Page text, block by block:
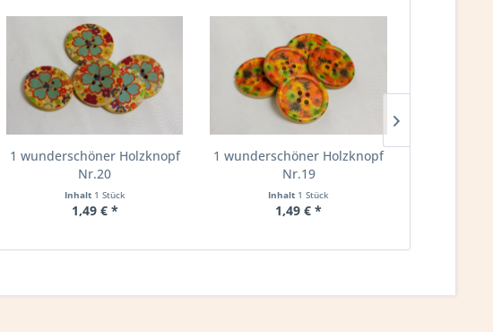
1 wunderschöner Holzknopf
Nr.20
Inhalt 1 Stück
1,49 € *
1 wunderschöner Holzknopf
Nr.19
Inhalt 1 Stück
1,49 € *